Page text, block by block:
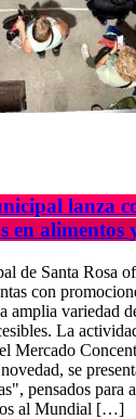
lanza
en alimentos
de Santa Rosa
con
amplia variedad
La
Mercado
se
pensados para
al Mundial […]